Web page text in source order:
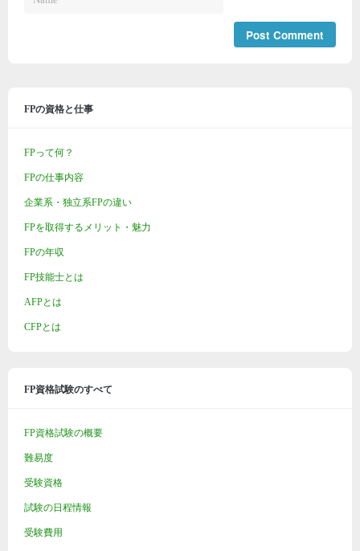
FPの資格と仕事
FPって何？
FPの仕事内容
企業系・独立系FPの違い
FPを取得するメリット・魅力
FPの年収
FP技能士とは
AFPとは
CFPとは
FP資格試験のすべて
FP資格試験の概要
難易度
受験資格
試験の日程情報
受験費用